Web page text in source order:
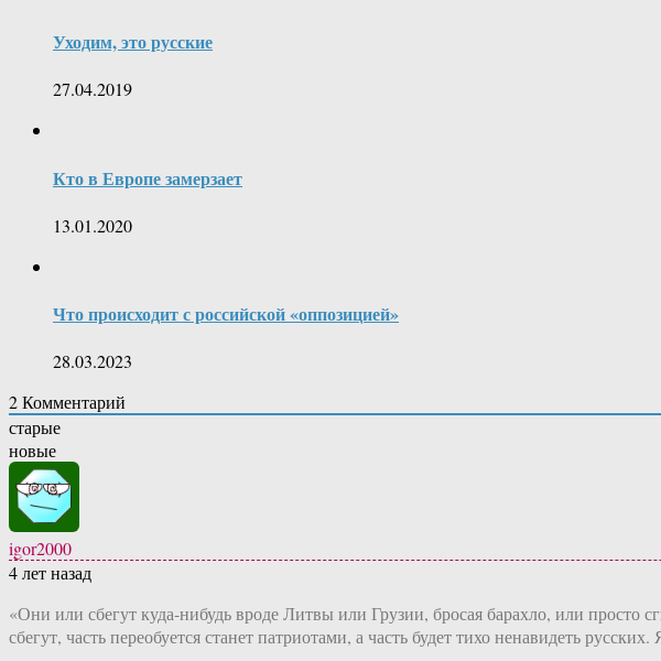
Уходим, это русские
27.04.2019
Кто в Европе замерзает
13.01.2020
Что происходит с российской «оппозицией»
28.03.2023
2Комментарий
старые
новые
igor2000
4 лет назад
«Они или сбегут куда-нибудь вроде Литвы или Грузии, бросая барахло, или
сбегут, часть переобуется станет патриотами, а часть будет тихо ненавидеть